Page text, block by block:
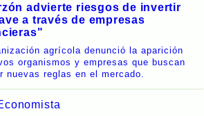
advierte riesgos de invertir
a través de empresas
agrícola denunció la aparición
organismos y empresas que buscan
nuevas reglas en el mercado.